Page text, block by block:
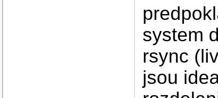
system
rsync
jsou